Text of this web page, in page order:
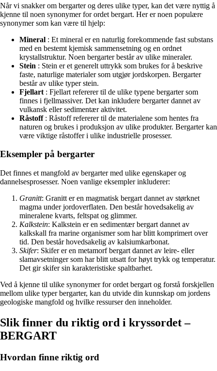
Når vi snakker om bergarter og deres ulike typer, kan det være nyttig å
kjenne til noen synonymer for ordet bergart. Her er noen populære
synonymer som kan være til hjelp:
Mineral : Et mineral er en naturlig forekommende fast substans
med en bestemt kjemisk sammensetning og en ordnet
krystallstruktur. Noen bergarter består av ulike mineraler.
Stein : Stein er et generelt uttrykk som brukes for å beskrive
faste, naturlige materialer som utgjør jordskorpen. Bergarter
består av ulike typer stein.
Fjellart : Fjellart refererer til de ulike typene bergarter som
finnes i fjellmassiver. Det kan inkludere bergarter dannet av
vulkansk eller sedimentær aktivitet.
Råstoff: Råstoff refererer til de materialene som hentes fra
naturen og brukes i produksjon av ulike produkter. Bergarter kan
være viktige råstoffer i ulike industrielle prosesser.
Eksempler på bergarter
Det finnes et mangfold av bergarter med ulike egenskaper og
dannelsesprosesser. Noen vanlige eksempler inkluderer:
Granitt: Granitt er en magmatisk bergart dannet av størknet
magma under jordoverflaten. Den består hovedsakelig av
mineralene kvarts, feltspat og glimmer.
Kalkstein: Kalkstein er en sedimentær bergart dannet av
kalkskall fra marine organismer som har blitt komprimert over
tid. Den består hovedsakelig av kalsiumkarbonat.
Skifer: Skifer er en metamorf bergart dannet av leire- eller
slamavsetninger som har blitt utsatt for høyt trykk og temperatur.
Det gir skifer sin karakteristiske spaltbarhet.
Ved å kjenne til ulike synonymer for ordet bergart og forstå forskjellen
mellom ulike typer bergarter, kan du utvide din kunnskap om jordens
geologiske mangfold og hvilke ressurser den inneholder.
Slik finner du riktig ord i kryssordet –
BERGART
Hvordan finne riktig ord